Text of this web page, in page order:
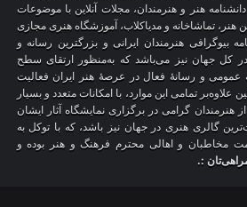
هنر و هنرمندان، مجلات آنلاین با موضوعات
هنر، تماشاخانه و مدیاکلاب، آموزشگاه هنری مجازی
بیوگرافی هنرمندان ایرانی و بزرگترین رسانه و
کل جهان نیز می‌باشد که به‌منظور ارتقای سطح
عمومی و رسانهٔ فعال در عرصهٔ هنر ایران فعالیت
تمامی این موارد، با امکانات متعدد و بسیار
گرامی در برگزاری نمایشگاه آثار ایشان
گالری هنری در جهان نیز باشد، که با توکل به
مخاطبان و اهالی محترم فرهنگ و هنر بوده و
:.